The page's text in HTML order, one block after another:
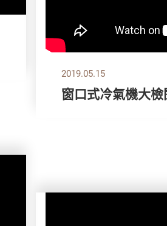
2019.05.15
窗口式冷氣機大檢